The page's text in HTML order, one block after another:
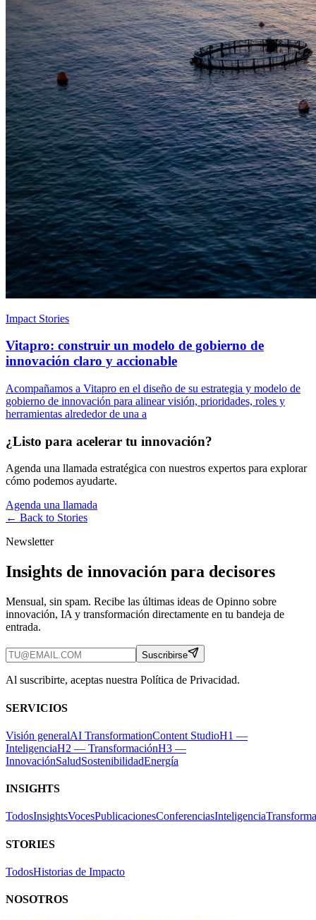
Impact Stories
Vitapro: construir un modelo de gobierno de
innovación claro y accionable
Acompañamos a Vitapro en el diseño de su estrategia y modelo de
gobierno de innovación para alinear visión, prioridades, roles y
herramientas alrededor de una a
¿Listo para acelerar tu innovación?
Agenda una llamada estratégica con nuestros expertos para explorar
cómo podemos ayudarte.
Agenda una llamada
← Back to Stories
Newsletter
Insights de innovación para decisores
Mensual, sin spam. Recibe las últimas ideas de Opinno sobre
innovación, IA y transformación directamente en tu bandeja de
entrada.
Suscribirse
Al suscribirte, aceptas nuestra Política de Privacidad.
SERVICIOS
Visión generalAI TransformationContent StudioH1 —
InteligenciaH2 — TransformaciónH3 —
InnovaciónSaludSostenibilidadEnergía
INSIGHTS
TodosInsightsVocesPublicacionesConferenciasInteligencia
STORIES
TodosHistorias de Impacto
NOSOTROS